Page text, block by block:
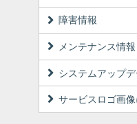
障害情報
メンテナンス情報
システムアップ
サービスロゴ画